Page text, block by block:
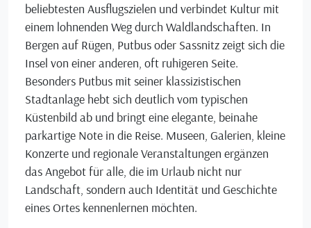
beliebtesten Ausflugszielen und verbindet Kultur mit
einem lohnenden Weg durch Waldlandschaften. In
Bergen auf Rügen, Putbus oder Sassnitz zeigt sich die
Insel von einer anderen, oft ruhigeren Seite.
Besonders Putbus mit seiner klassizistischen
Stadtanlage hebt sich deutlich vom typischen
Küstenbild ab und bringt eine elegante, beinahe
parkartige Note in die Reise. Museen, Galerien, kleine
Konzerte und regionale Veranstaltungen ergänzen
das Angebot für alle, die im Urlaub nicht nur
Landschaft, sondern auch Identität und Geschichte
eines Ortes kennenlernen möchten.